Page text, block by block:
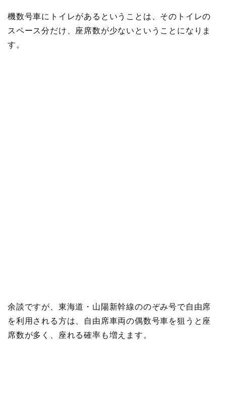
機数号車にトイレがあるということは、そのトイレの
スペース分だけ、座席数が少ないということになりま
す。
余談ですが、東海道・山陽新幹線ののぞみ号で自由席
を利用される方は、自由席車両の偶数号車を狙うと座
席数が多く、座れる確率も増えます。